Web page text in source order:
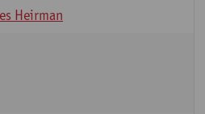
Heirman